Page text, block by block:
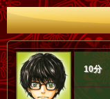
10分